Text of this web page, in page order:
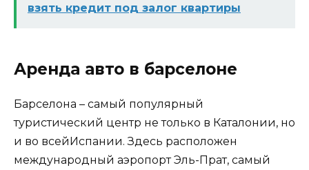
взять кредит под залог квартиры
Аренда авто в барселоне
Барселона – самый популярный
туристический центр не только в Каталонии, но
и во всейИспании. Здесь расположен
международный аэропорт Эль-Прат, самый